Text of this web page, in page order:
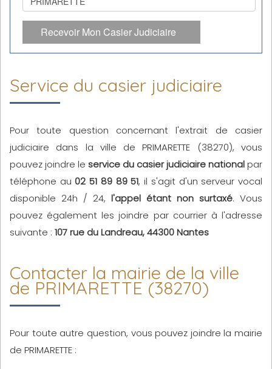
Recevoir Mon Casier Judiciaire
Service du casier judiciaire
Pour toute question concernant l'extrait de casier
judiciaire dans la ville de PRIMARETTE (38270), vous
pouvez joindre le service du casier judiciaire nationalpar
téléphone au 02 51 89 89 51, il s'agit d'un serveur vocal
disponible 24h / 24, l'appel étant non surtaxé. Vous
pouvez également les joindre par courrier à l'adresse
suivante : 107 rue du Landreau, 44300 Nantes
Contacter la mairie de la ville
de PRIMARETTE (38270)
Pour toute autre question, vous pouvez joindre la mairie
de PRIMARETTE :